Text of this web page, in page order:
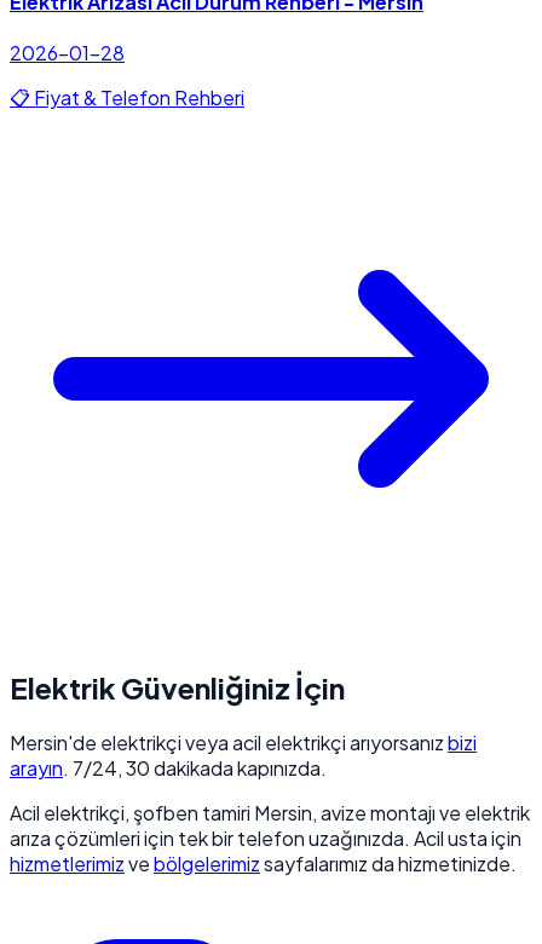
2026-01-28
📋 Fiyat & Telefon Rehberi
Elektrik Güvenliğiniz İçin
Mersin'de elektrikçi veya acil elektrikçi arıyorsanızbizi
arayın. 7/24, 30 dakikada kapınızda.
Acil elektrikçi, şofben tamiri Mersin, avize montajı ve elektrik
arıza çözümleri için tek bir telefon uzağınızda. Acil usta için
hizmetlerimizvebölgelerimizsayfalarımız da hizmetinizde.